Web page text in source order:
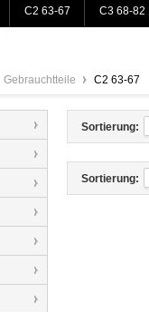
C2 63-67 C3 68-82
Gebrauchtteile C2 63-67
Sortierung:
Sortierung: